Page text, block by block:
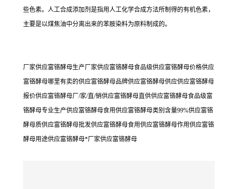
些色素。人工合成添加剂是指用人工化学合成方法所制得的有机色素，
主要是以煤焦油中分离出来的苯胺染料为原料制成的。
厂家供应富铬酵母生产厂家供应富铬酵母食品级供应富铬酵母价格供应
富铬酵母哪里有卖的供应富铬酵母品牌供应富铬酵母供应供应富铬酵母
报价供应富铬酵母厂/家/直/销供应富铬酵母直供供应富铬酵母食品级富
铬酵母专业生产供应富铬酵母食用供应富铬酵母类别含量99%供应富铬
酵母质供应富铬酵母批发供应富铬酵母食用供应富铬酵母作用供应富铬
酵母用途供应富铬酵母*厂家供应富铬酵母